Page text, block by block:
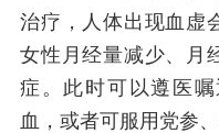
治疗，人体出现血虚
女性月经量减少、月
症。此时可以遵医
血，或者可服用党参